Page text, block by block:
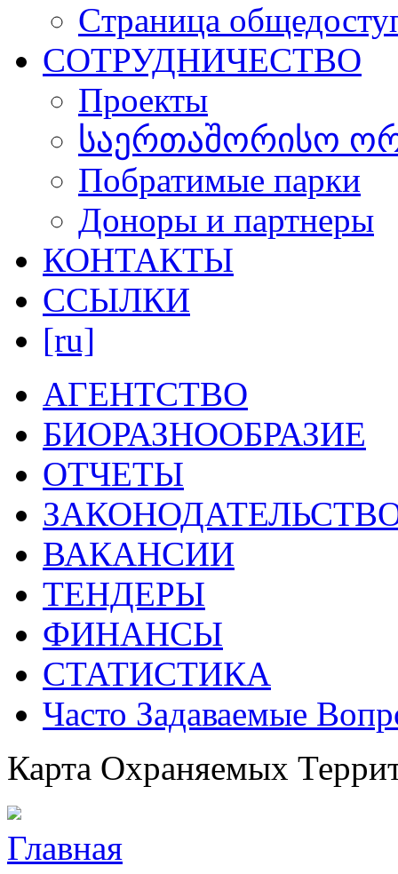
Cтраница
СОТРУДНИЧЕСТВО
Проекты
საერთაშორისო
Побратимые парки
Доноры и партнеры
КОНТАКТЫ
ССЫЛКИ
[ru]
АГЕНТСТВО
БИОРАЗНООБРАЗИЕ
ОТЧЕТЫ
ВАКАНСИИ
ТЕНДЕРЫ
ФИНАНСЫ
СТАТИСТИКА
Часто Задаваемые
Карта Охраняемых
Главная